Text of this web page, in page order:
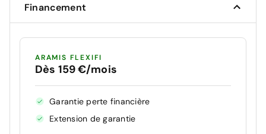
Financement
ARAMIS FLEXIFI
Dès 159 €/mois
Garantie perte financière
Extension de garantie